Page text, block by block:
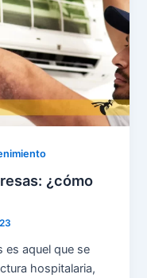
¿cómo
es aquel que se
hospitalaria,